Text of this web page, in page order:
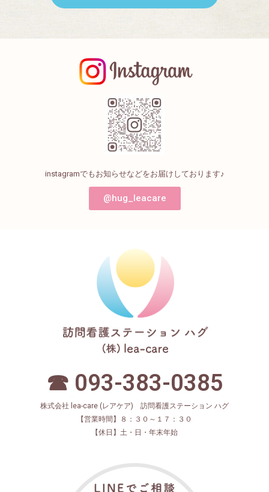
instagramでもお知らせなどをお届けしております♪
@hug_leacare
☎ 093-383-0385
株式会社 lea-care (レアケア) 訪問看護ステーション ハグ
【営業時間】８：３０～１７：３０
【休日】土・日・年末年始